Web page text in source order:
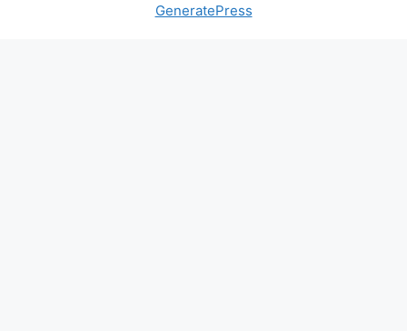
GeneratePress